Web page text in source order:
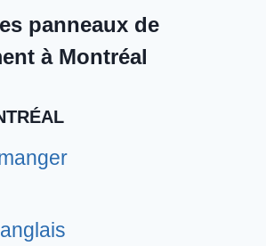
panneaux de
à Montréal